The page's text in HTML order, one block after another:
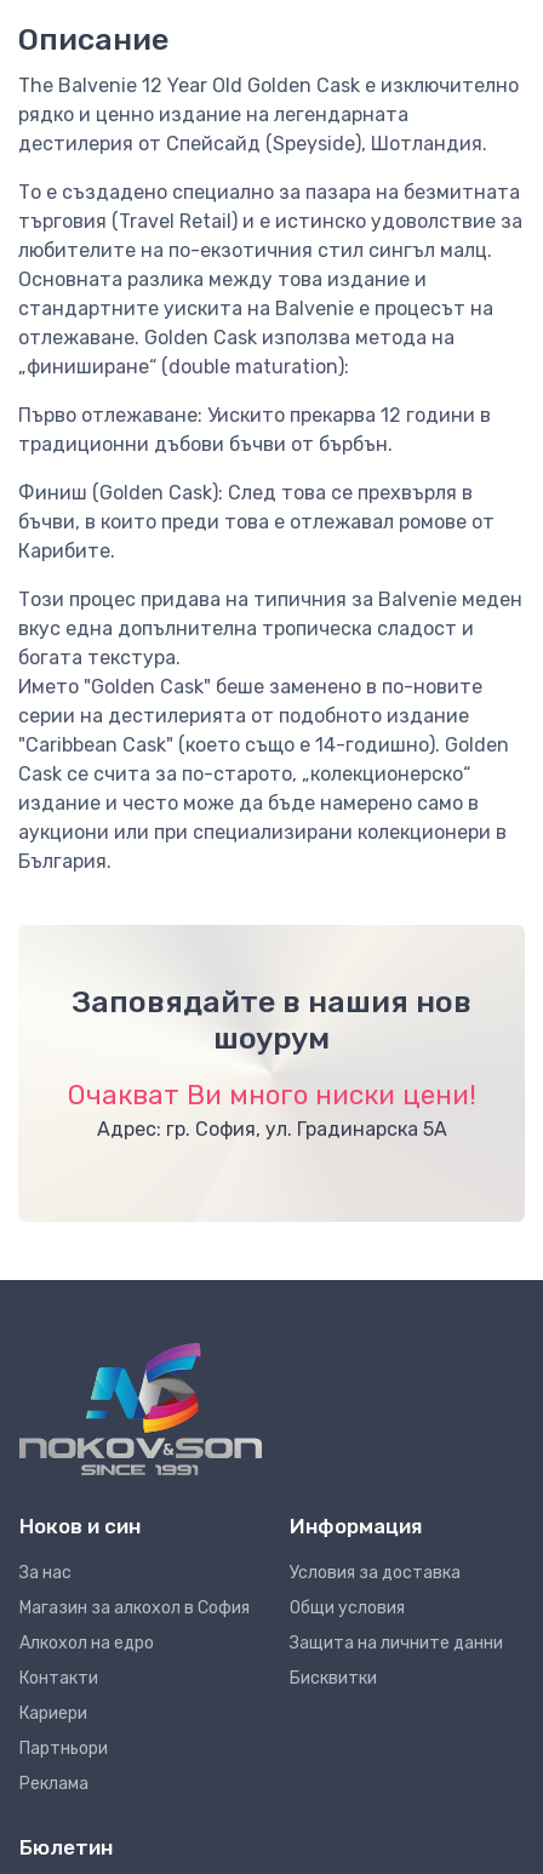
Описание
The Balvenie 12 Year Old Golden Cask е изключително
рядко и ценно издание на легендарната
дестилерия от Спейсайд (Speyside), Шотландия.
То е създадено специално за пазара на безмитната
търговия (Travel Retail) и е истинско удоволствие за
любителите на по-екзотичния стил сингъл малц.
Основната разлика между това издание и
стандартните уискита на Balvenie е процесът на
отлежаване. Golden Cask използва метода на
„финиширане“ (double maturation):
Първо отлежаване: Уискито прекарва 12 години в
традиционни дъбови бъчви от бърбън.
Финиш (Golden Cask): След това се прехвърля в
бъчви, в които преди това е отлежавал ромове от
Карибите.
Този процес придава на типичния за Balvenie меден
вкус една допълнителна тропическа сладост и
богата текстура.
Името "Golden Cask" беше заменено в по-новите
серии на дестилерията от подобното издание
"Caribbean Cask" (което също е 14-годишно). Golden
Cask се счита за по-старото, „колекционерско“
издание и често може да бъде намерено само в
аукциони или при специализирани колекционери в
България.
Заповядайте в нашия нов
шоурум
Очакват Ви много ниски цени!
Адрес: гр. София, ул. Градинарска 5А
Ноков и син
За нас
Магазин за алкохол в София
Алкохол на едро
Контакти
Кариери
Партньори
Реклама
Информация
Условия за доставка
Общи условия
Защита на личните данни
Бисквитки
Бюлетин